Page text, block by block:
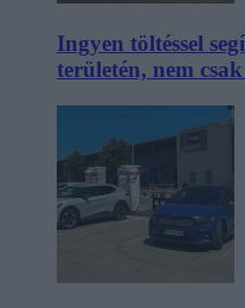
Ingyen töltéssel
területén, nem